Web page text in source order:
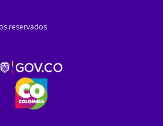
reservados